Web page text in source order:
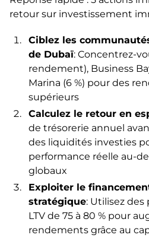
retour sur investissement
Ciblez les
de Dubaï: Concentrez-
rendement), Business
Marina (6 %) pour des
supérieurs
Calculez le retour en
de trésorerie annuel
des liquidités investies
performance réelle au-
globaux
Exploiter le
stratégique: Utilisez
LTV de 75 à 80 % pour
rendements grâce au